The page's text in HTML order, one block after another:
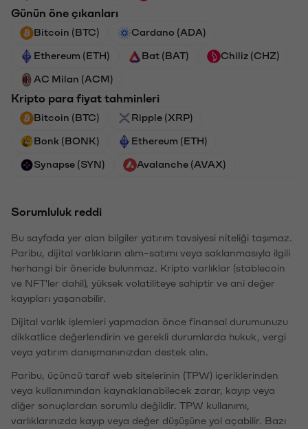
Günün öne çıkanları
Bitcoin (BTC) Cardano (ADA)
Ethereum (ETH) Bat (BAT) Chiliz (CHZ)
AC Milan (ACM)
Kripto para fiyat tahminleri
Bitcoin (BTC) Ripple (XRP)
Bonk (BONK) Ethereum (ETH)
Synapse (SYN) Avalanche (AVAX)
Sorumluluk reddi
Bu sayfada yer alan bilgiler yatırım tavsiyesi niteliği taşımaz.
Paribu, dijital varlıkların alım-satımı veya saklanmasıyla ilgili
herhangi bir öneride bulunmaz. Kripto varlıklar (stablecoin
ve NFT'ler dahil), yüksek volatiliteye sahiptir ve ani değer
kayıpları yaşanabilir.
Dijital varlık işlemleri yapmadan önce finansal durumunuzu
dikkatlice değerlendirin ve gerekli durumlarda hukuk, vergi
veya yatırım danışmanınızdan destek alın.
Paribu, üçüncü taraf web sitelerinin (TPW) içeriklerinden
veya kullanımından kaynaklanabilecek zarar, kayıp veya
diğer sonuçlardan sorumlu değildir. TPW kullanımı,
varlıklarınızda kayıp veya değer düşüşüne yol açabilir. Bazı